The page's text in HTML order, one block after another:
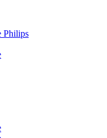
Philips